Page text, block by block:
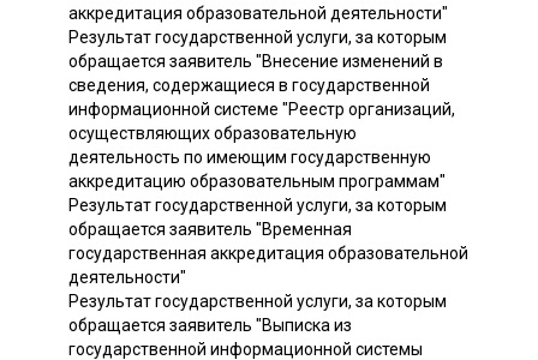
аккредитация образовательной деятельности"
Результат государственной услуги, за которым
обращается заявитель "Внесение изменений в
сведения, содержащиеся в государственной
информационной системе "Реестр организаций,
осуществляющих образовательную
деятельность по имеющим государственную
аккредитацию образовательным программам"
Результат государственной услуги, за которым
обращается заявитель "Временная
государственная аккредитация образовательной
деятельности"
Результат государственной услуги, за которым
обращается заявитель "Выписка из
государственной информационной системы